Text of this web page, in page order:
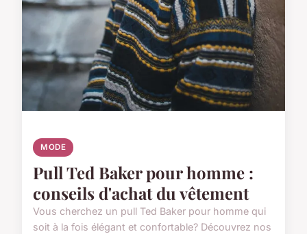
MODE
Pull Ted Baker pour homme :
conseils d'achat du vêtement
Vous cherchez un pull Ted Baker pour homme qui
soit à la fois élégant et confortable? Découvrez nos